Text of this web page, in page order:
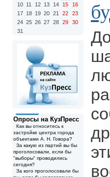
10 11 12 13 14 15
16
17 18 19 20 21 22
23
24 25 26 27 28 29
30
31
Опросы на КузПресс
Как вы относитесь к
застройке центра города
объектами А. Н. Говора?
За какую из партий вы бы
проголосовали, если бы
"выборы" проводились
сегодня?
За кого проголосовали бы